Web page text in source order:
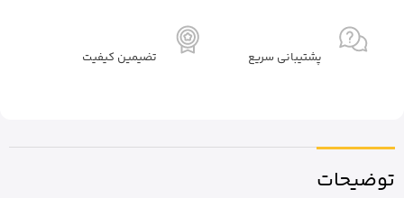
پشتیبانی سریع تضیمین کیفیت
توضیحات